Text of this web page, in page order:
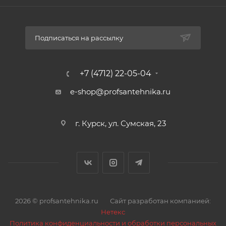
Подписаться на рассылку
+7 (4712) 22-05-04
e-shop@profsantehnika.ru
г. Курск, ул. Сумская, 23
2026 © profsantehnika.ru
Сайт разработан компанией:
Нетекс
Политика конфиденциальности и обработки персональных